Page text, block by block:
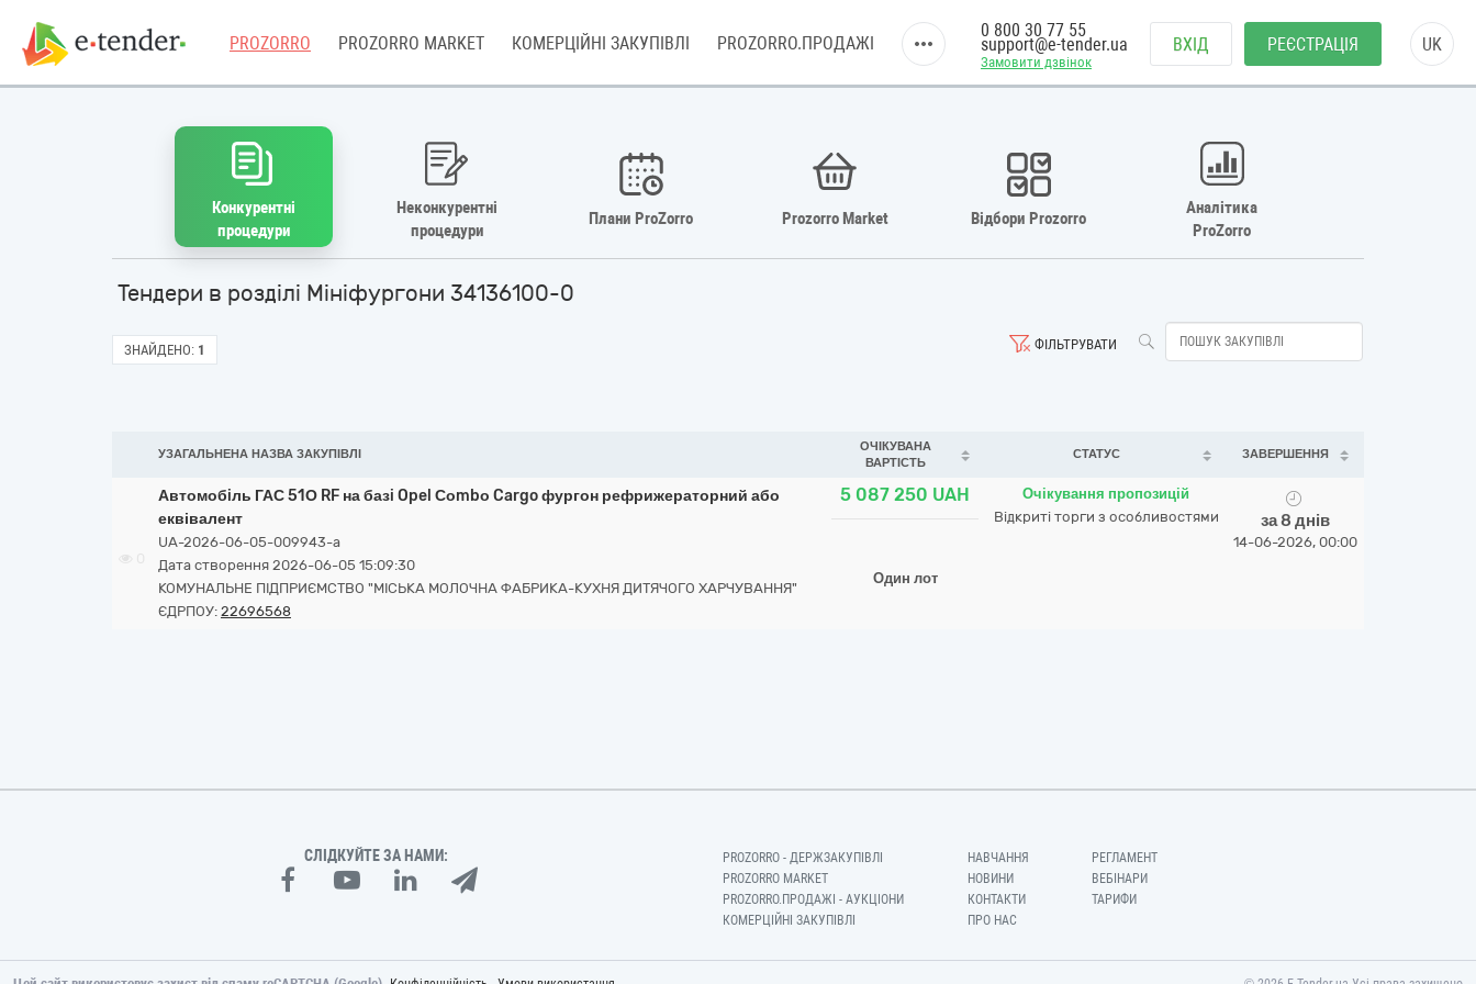
PROZORRO PROZORRO MARKET КОМЕРЦІЙНІ ЗАКУПІВЛІ PROZORRO.ПРОДАЖІ
Замовити дзвінок
0 800 30 77 55
support@e-tender.ua ВХІД РЕЄСТРАЦІЯ UK
Конкурентні
процедури
Неконкурентні
процедури
Плани ProZorro Prozorro Market Відбори Prozorro
Аналітика
ProZorro
Тендери в розділі Мініфургони 34136100-0
ФІЛЬТРУВАТИ
ЗНАЙДЕНО: 1
УЗАГАЛЬНЕНА НАЗВА ЗАКУПІВЛІ
ОЧІКУВАНА
ВАРТІСТЬ
СТАТУС ЗАВЕРШЕННЯ
Автомобiль ГАС 51О RF на базi Opel Соmbо Cargo фургон рефрижераторний або
еквівалент
UA-2026-06-05-009943-a
Дата створення 2026-06-05 15:09:30
КОМУНАЛЬНЕ ПІДПРИЄМСТВО "МІСЬКА МОЛОЧНА ФАБРИКА-КУХНЯ ДИТЯЧОГО ХАРЧУВАННЯ"
ЄДРПОУ: 22696568
5 087 250 UAH
Один лот
Очікування пропозицій
Відкриті торги з особливостями
за 8 днів
14-06-2026, 00:00
СЛІДКУЙТЕ ЗА НАМИ:
PROZORRO - ДЕРЖЗАКУПІВЛІ
PROZORRO MARKET
PROZORRO.ПРОДАЖІ - АУКЦІОНИ
КОМЕРЦІЙНІ ЗАКУПІВЛІ
НАВЧАННЯ
НОВИНИ
КОНТАКТИ
ПРО НАС
РЕГЛАМЕНТ
ВЕБІНАРИ
ТАРИФИ